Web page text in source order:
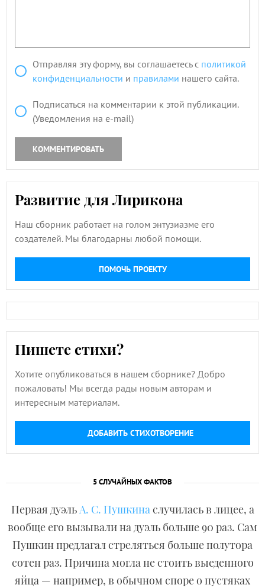
Отправляя эту форму, вы соглашаетесь с политикой
конфиденциальности и правилами нашего сайта.
Подписаться на комментарии к этой публикации.
(Уведомления на e-mail)
КОММЕНТИРОВАТЬ
Развитие для Лирикона
Наш сборник работает на голом энтузиазме его
создателей. Мы благодарны любой помощи.
ПОМОЧЬ ПРОЕКТУ
Пишете стихи?
Хотите опубликоваться в нашем сборнике? Добро
пожаловать! Мы всегда рады новым авторам и
интересным материалам.
ДОБАВИТЬ СТИХОТВОРЕНИЕ
5 СЛУЧАЙНЫХ ФАКТОВ
Первая дуэльА. С. Пушкинаслучилась в лицее, а
вообще его вызывали на дуэль больше 90 раз. Сам
Пушкин предлагал стреляться больше полутора
сотен раз. Причина могла не стоить выеденного
яйца — например, в обычном споре о пустяках